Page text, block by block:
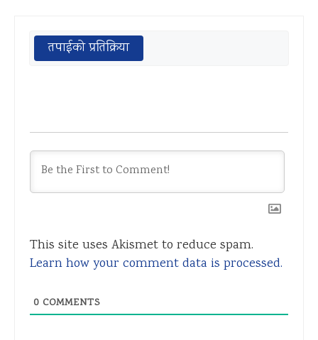
तपाईको प्रतिक्रिया
This site uses Akismet to reduce spam.
Learn how your comment data is processed.
0 COMMENTS